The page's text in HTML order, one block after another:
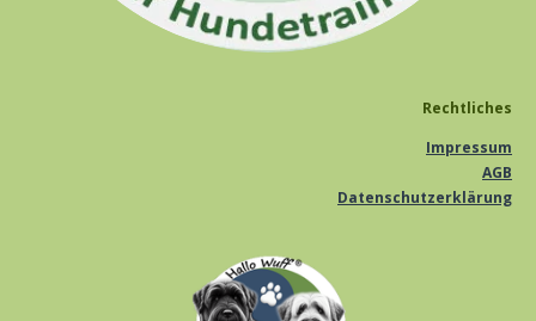
Rechtliches
Impressum
AGB
Datenschutzerklärung